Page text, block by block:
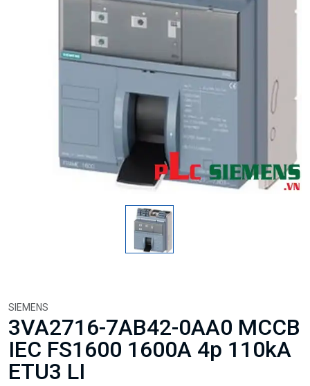
SIEMENS
3VA2716-7AB42-0AA0 MCCB
IEC FS1600 1600A 4p 110kA
ETU3 LI